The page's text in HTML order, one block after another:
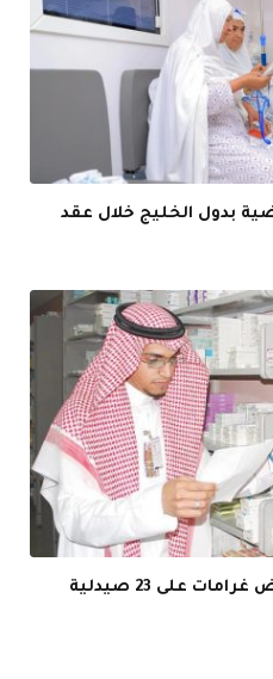
الغذاء والدواء السعودية تفرض غرامات على 23 صيدلية